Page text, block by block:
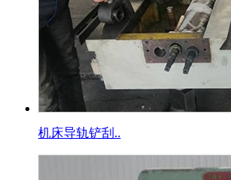
机床导轨铲刮..